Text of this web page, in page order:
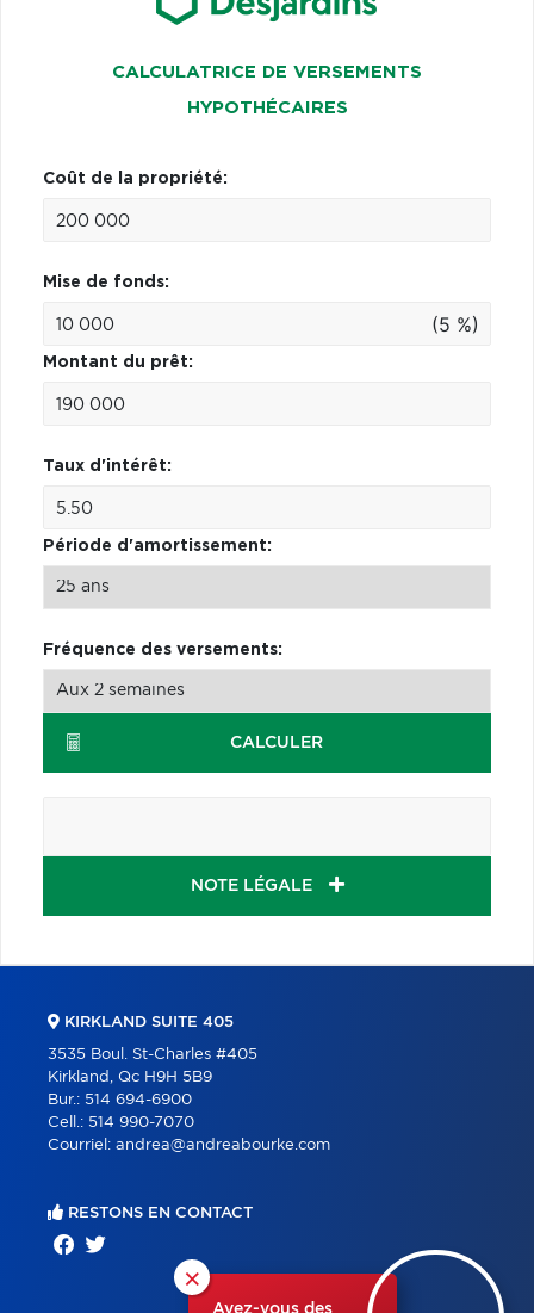
CALCULATRICE DE VERSEMENTS
HYPOTHÉCAIRES
Coût de la propriété:
Mise de fonds:
(5 %)
Montant du prêt:
Taux d'intérêt:
Période d'amortissement:
Fréquence des versements:
CALCULER
NOTE LÉGALE
×
Avez-vous des
KIRKLAND SUITE 405
3535 Boul. St-Charles #405
Kirkland, Qc H9H 5B9
Bur.: 514 694-6900
Cell.: 514 990-7070
Courriel: andrea@andreabourke.com
RESTONS EN CONTACT